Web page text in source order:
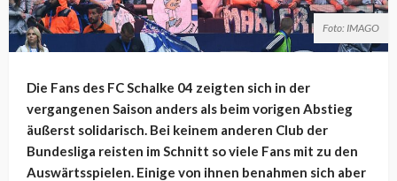
Foto: IMAGO
Die Fans des FC Schalke 04 zeigten sich in der
vergangenen Saison anders als beim vorigen Abstieg
äußerst solidarisch. Bei keinem anderen Club der
Bundesliga reisten im Schnitt so viele Fans mit zu den
Auswärtsspielen. Einige von ihnen benahmen sich aber